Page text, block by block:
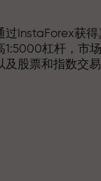
过InstaForex获
1:5000杠杆，市
及股票和指数交